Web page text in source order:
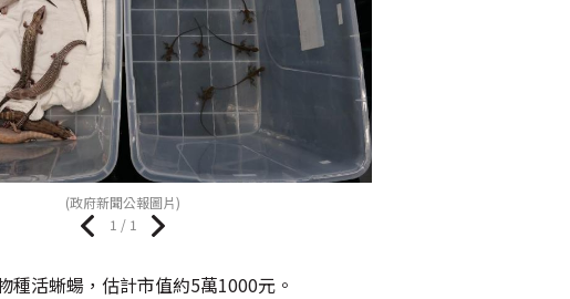
(政府新聞公報圖片)
1 / 1
活蜥蝪，估計市值約5萬1000元。